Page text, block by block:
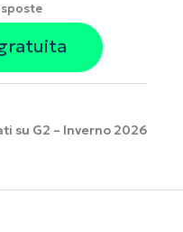
su G2 – Inverno 2026